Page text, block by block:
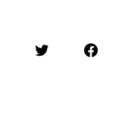
Twitter